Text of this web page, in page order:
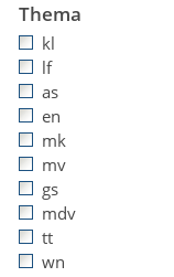
Thema
kl
lf
as
en
mk
mv
gs
mdv
tt
wn